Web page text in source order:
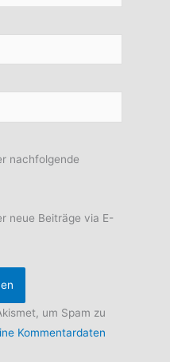
nachfolgende
neue Beiträge via E-
um Spam zu
Kommentardaten